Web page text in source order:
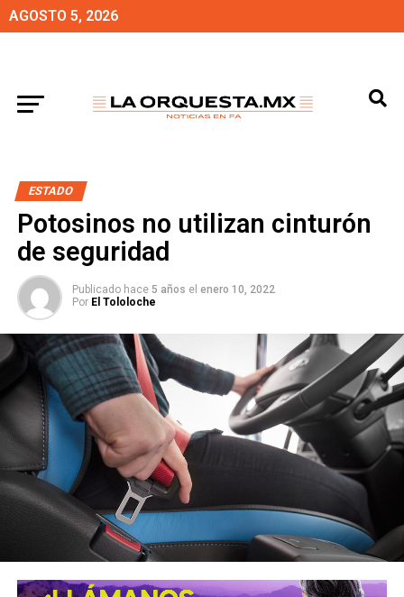
AGOSTO 5, 2026
ESTADO
Potosinos no utilizan cinturón
de seguridad
Publicado hace 5 años el enero 10, 2022
Por El Tololoche